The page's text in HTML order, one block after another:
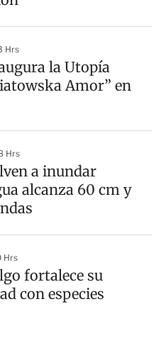
Hrs
la Utopía
Amor” en
Hrs
a inundar
alcanza 60 cm y
Hrs
fortalece su
con especies